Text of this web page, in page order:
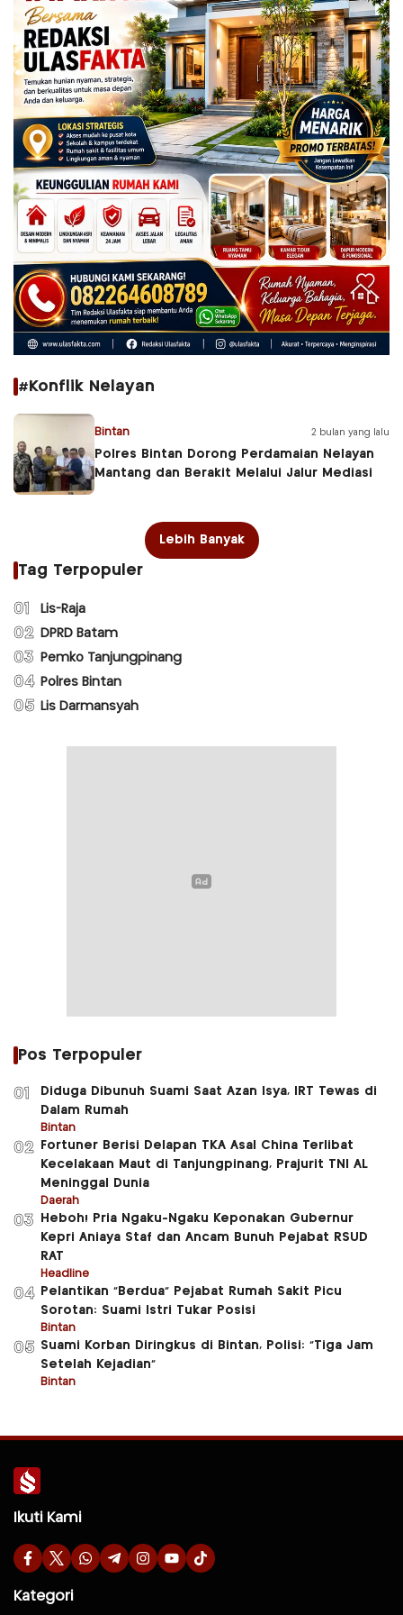
#Konflik Nelayan
Bintan 2 bulan yang lalu
Polres Bintan Dorong Perdamaian Nelayan
Mantang dan Berakit Melalui Jalur Mediasi
Lebih Banyak
Tag Terpopuler
01 Lis-Raja
02 DPRD Batam
03 Pemko Tanjungpinang
04 Polres Bintan
05 Lis Darmansyah
Pos Terpopuler
01
Diduga Dibunuh Suami Saat Azan Isya, IRT Tewas di
Dalam Rumah
Bintan
02
Fortuner Berisi Delapan TKA Asal China Terlibat
Kecelakaan Maut di Tanjungpinang, Prajurit TNI AL
Meninggal Dunia
Daerah
03
Heboh! Pria Ngaku-Ngaku Keponakan Gubernur
Kepri Aniaya Staf dan Ancam Bunuh Pejabat RSUD
RAT
Headline
04
Pelantikan “Berdua” Pejabat Rumah Sakit Picu
Sorotan: Suami Istri Tukar Posisi
Bintan
05 Suami Korban Diringkus di Bintan, Polisi: “Tiga Jam
Setelah Kejadian”
Bintan
Ikuti Kami
Kategori